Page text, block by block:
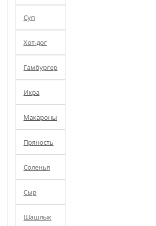
Суп
Хот-дог
Гамбургер
Икра
Макароны
Пряность
Соленья
Сыр
Шашлык